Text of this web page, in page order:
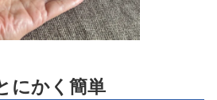
にかく簡単